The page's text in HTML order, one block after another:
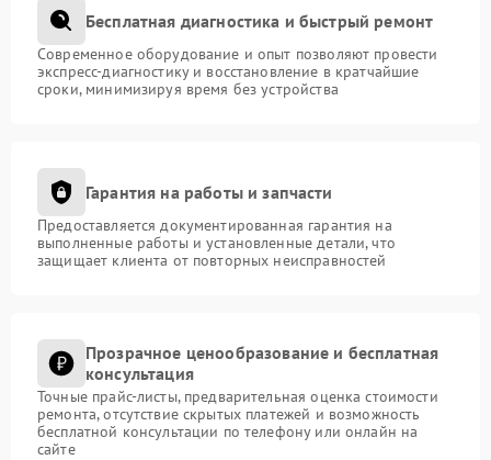
Бесплатная диагностика и быстрый ремонт
Современное оборудование и опыт позволяют провести
экспресс-диагностику и восстановление в кратчайшие
сроки, минимизируя время без устройства
Гарантия на работы и запчасти
Предоставляется документированная гарантия на
выполненные работы и установленные детали, что
защищает клиента от повторных неисправностей
Прозрачное ценообразование и бесплатная
консультация
Точные прайс-листы, предварительная оценка стоимости
ремонта, отсутствие скрытых платежей и возможность
бесплатной консультации по телефону или онлайн на
сайте